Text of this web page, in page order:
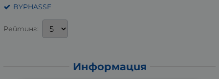
BYPHASSE
Рейтинг:
Информация